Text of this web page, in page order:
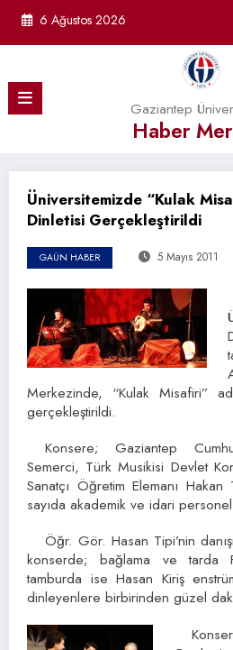
6 Ağustos 2026
Gaziantep
Haber
Üniversitemizde “Kulak
Dinletisi Gerçekleştirildi
GAÜN HABER 5 Mayıs 2011
Merkezinde, “Kulak Misafiri”
gerçekleştirildi.
Konsere; Gaziantep
Semerci, Türk Musikisi Devlet
Sanatçı Öğretim Elemanı Hakan
sayıda akademik ve idari
Öğr. Gör. Hasan Tipi’nin
konserde; bağlama ve tarda
tamburda ise Hasan Kiriş
dinleyenlere birbirinden güzel